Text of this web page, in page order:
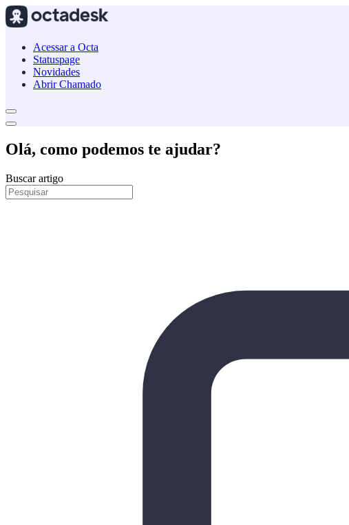
Acessar a Octa
Statuspage
Novidades
Abrir Chamado
Olá, como podemos te ajudar?
Buscar artigo